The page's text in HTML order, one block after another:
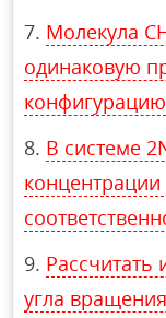
Молекула
одинаковую
В системе
Рассчитать
угла